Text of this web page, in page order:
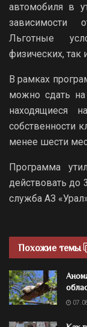
автомобиля в
зависимости
Льготные
физических, так
В рамках
можно сдать на
находящиеся
собственности
менее шести
Программа
действовать до
служба АЗ
Похожие темы